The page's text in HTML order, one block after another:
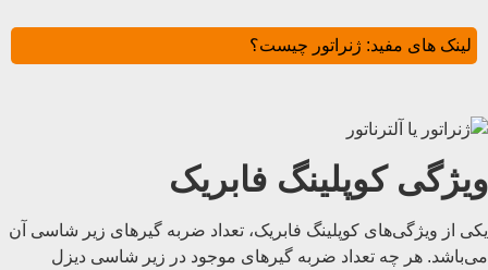
لینک های مفید: ژنراتور چیست؟
ویژگی کوپلینگ فابریک
یکی از ویژگی‌های کوپلینگ فابریک، تعداد ضربه گیرهای زیر شاسی آن
می‌باشد. هر چه تعداد ضربه گیرهای موجود در زیر شاسی دیزل